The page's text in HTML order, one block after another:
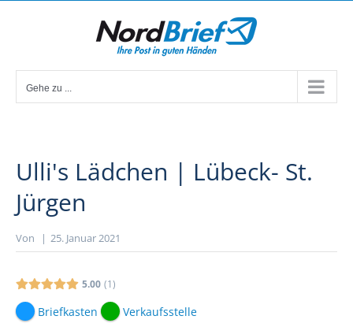
Gehe zu ...
Ulli's Lädchen | Lübeck- St.
Jürgen
Von | 25. Januar 2021
5.00 1
Briefkasten Verkaufsstelle